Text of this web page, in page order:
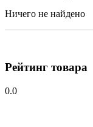
Ничего не найдено
Рейтинг товара
0.0